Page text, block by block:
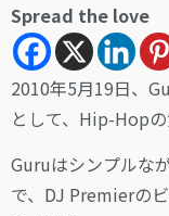
Spread the love
2010年5月19日、
として、Hip-Hop
Guruはシンプルな
で、DJ Premierの